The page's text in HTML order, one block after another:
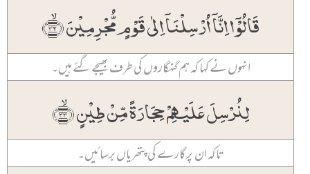
قَالُوۡۤا اِنَّاۤ اُرۡسِلۡنَاۤ اِلٰی قَوۡمٍ مُّجۡرِمِیۡنَ ﴿ۙ۳۲﴾
انہوں نے کہا کہ ہم گنہگاروں کی طرف بھیجے گئے ہیں۔
لِنُرۡسِلَ عَلَیۡہِمۡ حِجَارَۃً مِّنۡ طِیۡنٍ ﴿ۙ۳۳﴾
تاکہ ان پر گارے کی پتھریاں برسائیں۔